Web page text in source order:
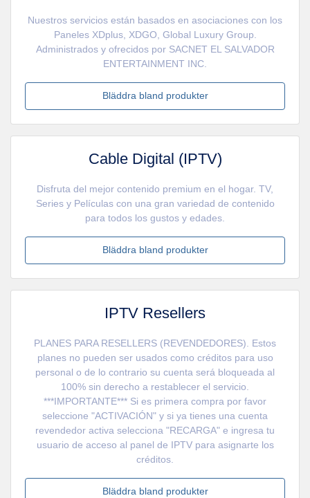
Nuestros servicios están basados en asociaciones con los
Paneles XDplus, XDGO, Global Luxury Group.
Administrados y ofrecidos por SACNET EL SALVADOR
ENTERTAINMENT INC.
Bläddra bland produkter
Cable Digital (IPTV)
Disfruta del mejor contenido premium en el hogar. TV,
Series y Películas con una gran variedad de contenido
para todos los gustos y edades.
Bläddra bland produkter
IPTV Resellers
PLANES PARA RESELLERS (REVENDEDORES). Estos
planes no pueden ser usados como créditos para uso
personal o de lo contrario su cuenta será bloqueada al
100% sin derecho a restablecer el servicio.
***IMPORTANTE*** Si es primera compra por favor
seleccione "ACTIVACIÓN" y si ya tienes una cuenta
revendedor activa selecciona "RECARGA" e ingresa tu
usuario de acceso al panel de IPTV para asignarte los
créditos.
Bläddra bland produkter